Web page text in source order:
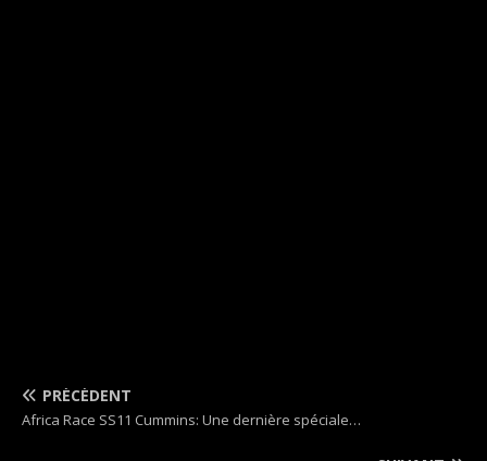
PRÉCÉDENT
Africa Race SS11 Cummins: Une dernière spéciale…